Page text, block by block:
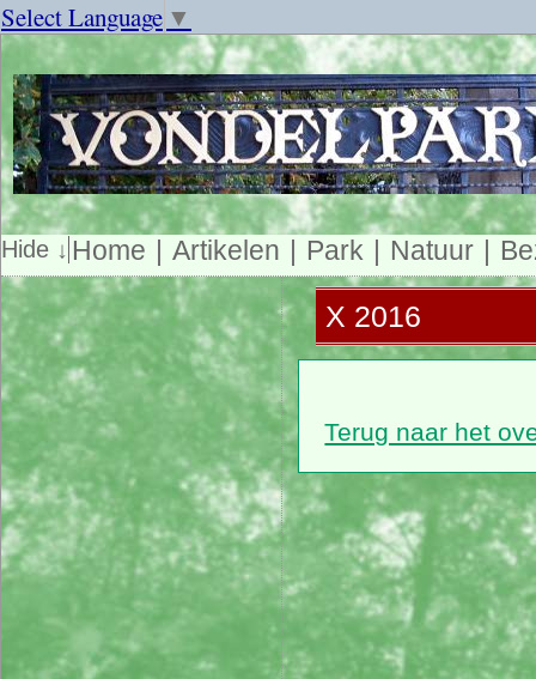
Select Language ▼
Home Artikelen Park Natuur
X 2016
Terug naar het